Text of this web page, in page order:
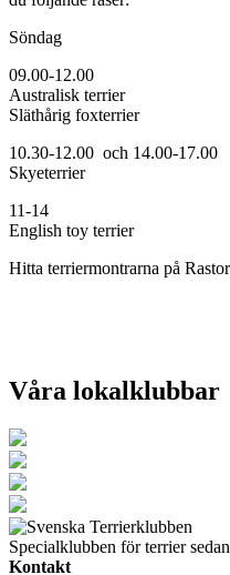
Söndag
09.00-12.00
Australisk terrier
Släthårig foxterrier
10.30-12.00 och 14.00-17.00
Skyeterrier
11-14
English toy terrier
Hitta terriermontrarna på
Våra lokalklubbar
Specialklubben för terrier
Kontakt